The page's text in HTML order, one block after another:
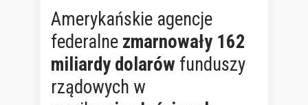
Amerykańskie agencje
federalne zmarnowały 162
miliardy dolarów funduszy
rządowych w